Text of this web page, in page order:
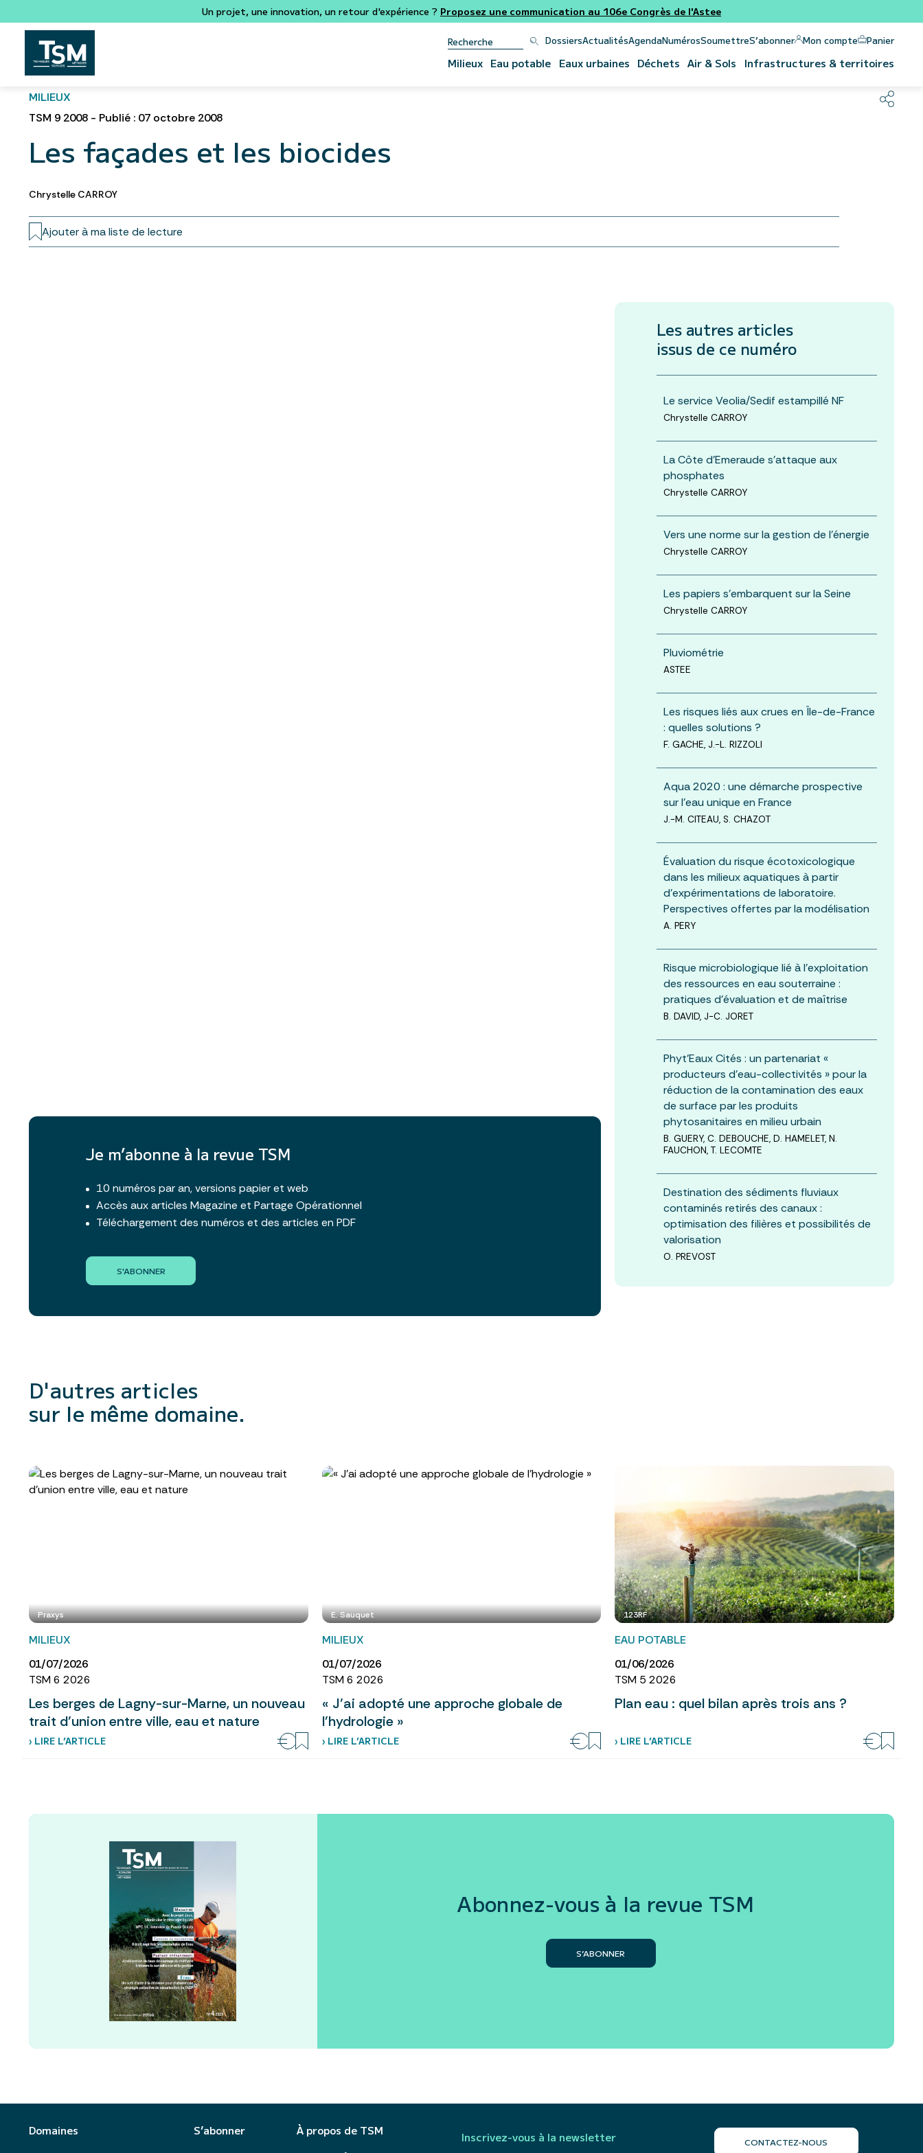
Un projet, une innovation, un retour d'expérience ? Proposez une communication au 106e Congrès de l'Astee
DossiersActualitésAgendaNumérosSoumettreS’abonner Mon compte Panier
Milieux Eau potable Eaux urbaines Déchets Air & Sols Infrastructures & territoires
MILIEUX
TSM 9 2008 - Publié : 07 octobre 2008
Les façades et les biocides
Chrystelle CARROY
Ajouter à ma liste de lecture
Je m’abonne à la revue TSM
10 numéros par an, versions papier et web
Accès aux articles Magazine et Partage Opérationnel
Téléchargement des numéros et des articles en PDF
S'ABONNER
Les autres articles
issus de ce numéro
Le service Veolia/Sedif estampillé NF
Chrystelle CARROY
La Côte d'Emeraude s'attaque aux
phosphates
Chrystelle CARROY
Vers une norme sur la gestion de l'énergie
Chrystelle CARROY
Les papiers s'embarquent sur la Seine
Chrystelle CARROY
Pluviométrie
ASTEE
Les risques liés aux crues en Île-de-France
: quelles solutions ?
F. GACHE, J.-L. RIZZOLI
Aqua 2020 : une démarche prospective
sur l’eau unique en France
J.-M. CITEAU, S. CHAZOT
Évaluation du risque écotoxicologique
dans les milieux aquatiques à partir
d’expérimentations de laboratoire.
Perspectives offertes par la modélisation
A. PERY
Risque microbiologique lié à l’exploitation
des ressources en eau souterraine :
pratiques d’évaluation et de maîtrise
B. DAVID, J-C. JORET
Phyt’Eaux Cités : un partenariat «
producteurs d’eau-collectivités » pour la
réduction de la contamination des eaux
de surface par les produits
phytosanitaires en milieu urbain
B. GUERY, C. DEBOUCHE, D. HAMELET, N.
FAUCHON, T. LECOMTE
Destination des sédiments fluviaux
contaminés retirés des canaux :
optimisation des filières et possibilités de
valorisation
O. PREVOST
D'autres articles
sur le même domaine.
Praxys
MILIEUX
01/07/2026
TSM 6 2026
Les berges de Lagny-sur-Marne, un nouveau
trait d’union entre ville, eau et nature
› LIRE L’ARTICLE
E. Sauquet
MILIEUX
01/07/2026
TSM 6 2026
« J’ai adopté une approche globale de
l’hydrologie »
› LIRE L’ARTICLE
123RF
EAU POTABLE
01/06/2026
TSM 5 2026
Plan eau : quel bilan après trois ans ?
› LIRE L’ARTICLE
Abonnez-vous à la revue TSM
S’ABONNER
Domaines
S’abonner
À propos de TSM
Inscrivez-vous à la newsletter CONTACTEZ-NOUS